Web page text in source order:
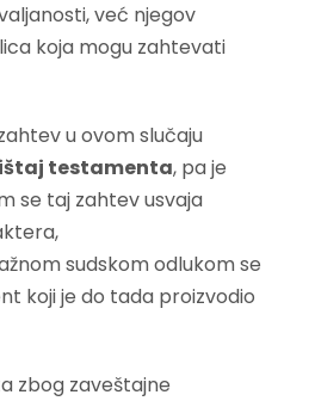
već njegov
koja mogu zahtevati
u ovom slučaju
testamenta, pa je
se taj zahtev usvaja
sudskom odlukom se
koji je do tada proizvodio
zbog zaveštajne